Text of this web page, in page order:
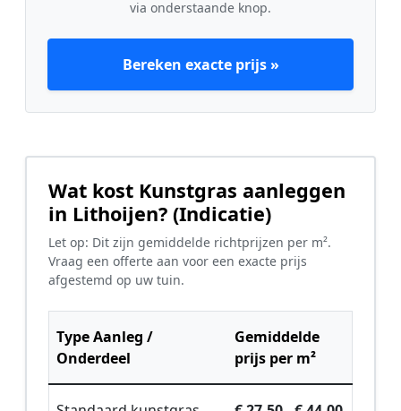
via onderstaande knop.
Bereken exacte prijs »
Wat kost Kunstgras aanleggen
in Lithoijen? (Indicatie)
Let op: Dit zijn gemiddelde richtprijzen per m².
Vraag een offerte aan voor een exacte prijs
afgestemd op uw tuin.
Type Aanleg /
Onderdeel
Gemiddelde
prijs per m²